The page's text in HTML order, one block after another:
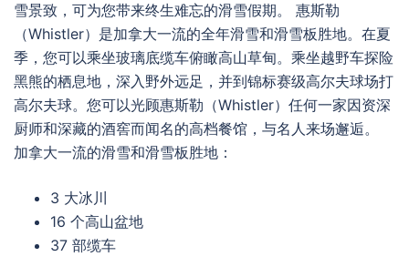
雪景致，可为您带来终生难忘的滑雪假期。 惠斯勒
（Whistler）是加拿大一流的全年滑雪和滑雪板胜地。在夏
季，您可以乘坐玻璃底缆车俯瞰高山草甸。乘坐越野车探险
黑熊的栖息地，深入野外远足，并到锦标赛级高尔夫球场打
高尔夫球。您可以光顾惠斯勒（Whistler）任何一家因资深
厨师和深藏的酒窖而闻名的高档餐馆，与名人来场邂逅。
加拿大一流的滑雪和滑雪板胜地：
3 大冰川
16 个高山盆地
37 部缆车